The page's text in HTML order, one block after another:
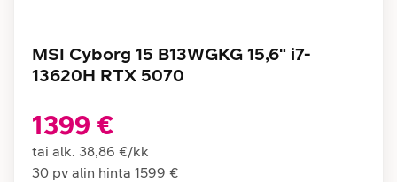
MSI Cyborg 15 B13WGKG 15,6" i7-
13620H RTX 5070
1399 €
tai alk. 38,86 €/kk
30 pv alin hinta 1599 €